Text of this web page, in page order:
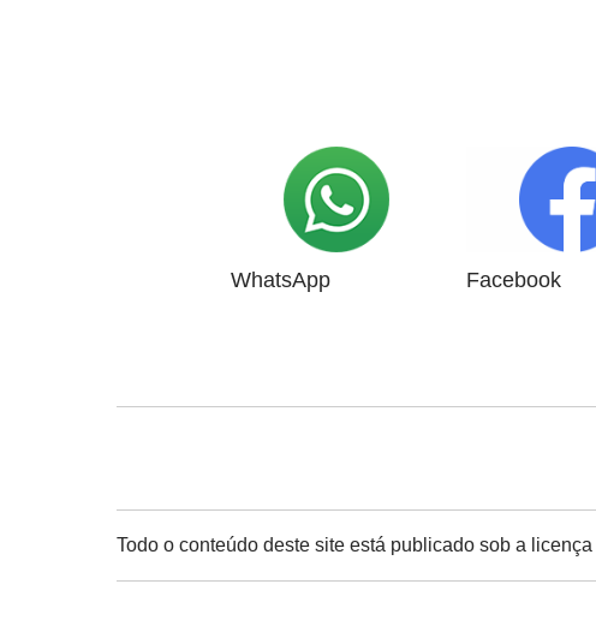
WhatsApp Facebook
Todo o conteúdo deste site está publicado sob a licença